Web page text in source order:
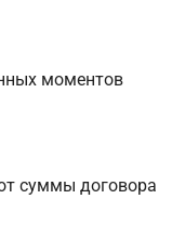
моментов
суммы договора